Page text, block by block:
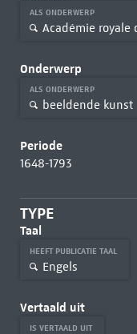
ALS ONDERWERP
Académie royale
Onderwerp
ALS ONDERWERP
beeldende kunst
Periode
1648-1793
TYPE
Taal
HEEFT PUBLICATIE TAAL
Engels
Vertaald uit
IS VERTAALD UIT